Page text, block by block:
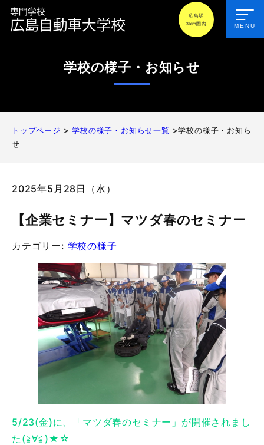
MENU
広島駅
3km圏内
学校の様子・お知らせ
トップページ >学校の様子・お知らせ一覧 >学校の様子・お知ら
せ
2025年5月28日（水）
【企業セミナー】マツダ春のセミナー
カテゴリー: 学校の様子
5/23(金)に、「マツダ春のセミナー」が開催されまし
た(≧∀≦)★☆